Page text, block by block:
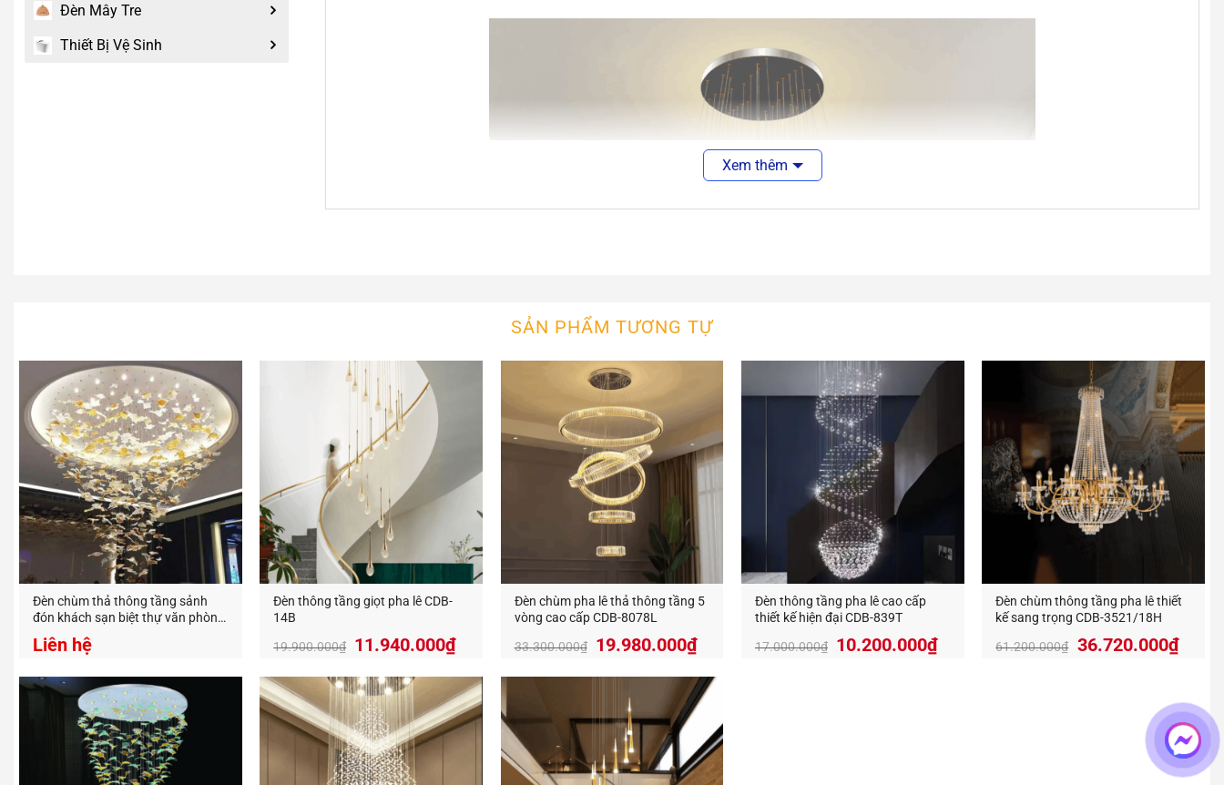
Đèn Mây Tre
Thiết Bị Vệ Sinh
Đèn chùm pha lê 8 vòng tượng trưng cho sự phát đạt
Xem thêm
SẢN PHẨM TƯƠNG TỰ
Đèn chùm thả thông tầng sảnh
đón khách sạn biệt thự văn phòng
hình lá phong TTA -02
Liên hệ
Đèn thông tầng giọt pha lê CDB-
14B
19.900.000₫
Giá
là:
19.900.000₫.
11.940.000₫Giá
tại
là:
11.940.000₫.
Đèn chùm pha lê thả thông tầng 5
vòng cao cấp CDB-8078L
33.300.000₫
Giá
là:
33.300.000₫.
19.980.000₫Giá
hiện
tại
là:
Đèn thông tầng pha lê cao cấp
thiết kế hiện đại CDB-839T
17.000.000₫
Giá
10.200.000₫Giá
Đèn chùm thông tầng pha lê thiết
kế sang trọng CDB-3521/18H
61.200.000₫
Giá
61.200.000₫.
36.720.000₫Giá
hiện
là: